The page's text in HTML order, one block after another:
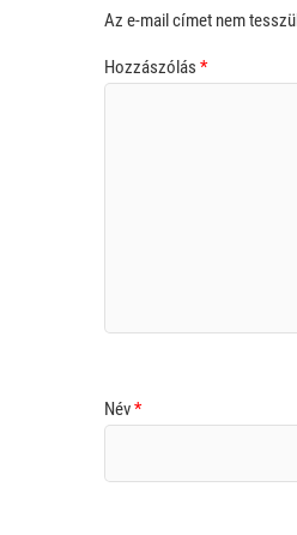
Az e-mail címet nem
Hozzászólás *
Név*